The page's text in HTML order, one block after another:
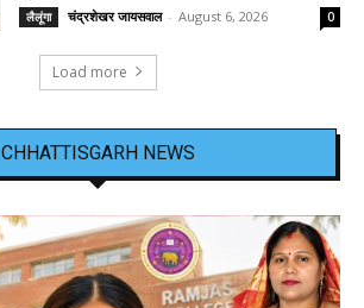
लैलूंगा चंद्रशेखर जायसवाल - August 6, 2026 0
Load more
CHHATTISGARH NEWS